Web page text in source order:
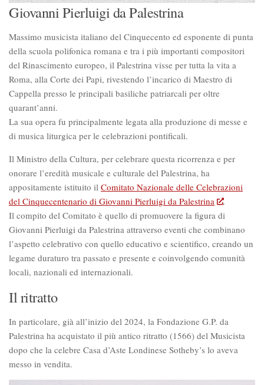
Giovanni Pierluigi da Palestrina
Massimo musicista italiano del Cinquecento ed esponente di punta
della scuola polifonica romana e tra i più importanti compositori
del Rinascimento europeo, il Palestrina visse per tutta la vita a
Roma, alla Corte dei Papi, rivestendo l’incarico di Maestro di
Cappella presso le principali basiliche patriarcali per oltre
quarant’anni.
La sua opera fu principalmente legata alla produzione di messe e
di musica liturgica per le celebrazioni pontificali.
Il Ministro della Cultura, per celebrare questa ricorrenza e per
onorare l’eredità musicale e culturale del Palestrina, ha
appositamente istituito il Comitato Nazionale delle Celebrazioni
del Cinquecentenario di Giovanni Pierluigi da Palestrina
.
Il compito del Comitato è quello di promuovere la figura di
Giovanni Pierluigi da Palestrina attraverso eventi che combinano
l’aspetto celebrativo con quello educativo e scientifico, creando un
legame duraturo tra passato e presente e coinvolgendo comunità
locali, nazionali ed internazionali.
Il ritratto
In particolare, già all’inizio del 2024, la Fondazione G.P. da
Palestrina ha acquistato il più antico ritratto (1566) del Musicista
dopo che la celebre Casa d’Aste Londinese Sotheby’s lo aveva
messo in vendita.